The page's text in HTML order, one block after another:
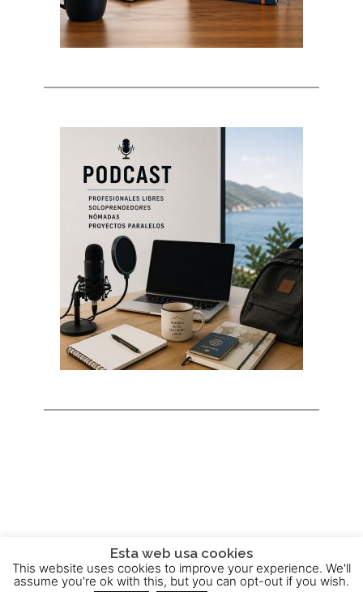
2015 - 2025 © Powered byTheme-Vision
Esta web usa cookies
This website uses cookies to improve your experience. We'll
assume you're ok with this, but you can opt-out if you wish.